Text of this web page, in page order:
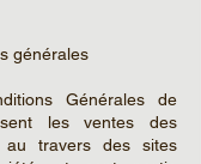
générales
Générales de
les ventes des
au travers des sites